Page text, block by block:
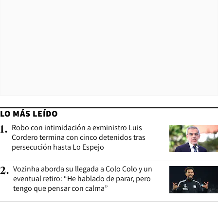
LO MÁS LEÍDO
1. Robo con intimidación a exministro Luis
Cordero termina con cinco detenidos tras
persecución hasta Lo Espejo
2. Vozinha aborda su llegada a Colo Colo y un
eventual retiro: “He hablado de parar, pero
tengo que pensar con calma”